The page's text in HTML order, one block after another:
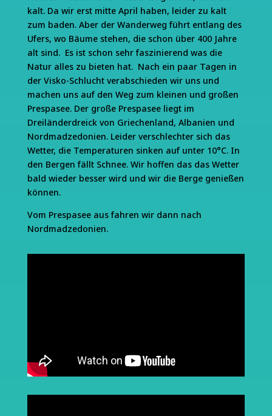
kalt. Da wir erst mitte April haben, leider zu kalt
zum baden. Aber der Wanderweg führt entlang des
Ufers, wo Bäume stehen, die schon über 400 Jahre
alt sind. Es ist schon sehr faszinierend was die
Natur alles zu bieten hat. Nach ein paar Tagen in
der Visko-Schlucht verabschieden wir uns und
machen uns auf den Weg zum kleinen und großen
Prespasee. Der große Prespasee liegt im
Dreiländerdreick von Griechenland, Albanien und
Nordmadzedonien. Leider verschlechter sich das
Wetter, die Temperaturen sinken auf unter 10°C. In
den Bergen fällt Schnee. Wir hoffen das das Wetter
bald wieder besser wird und wir die Berge genießen
können.
Vom Prespasee aus fahren wir dann nach
Nordmadzedonien.